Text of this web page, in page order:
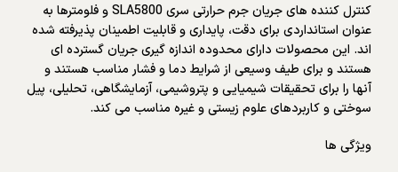
کنترل کننده های جریان جرم حرارتی سری SLA5800 و فلومترها به
عنوان استانداردی برای دقت، پایداری و قابلیت اطمینان پذیرفته شده
اند. این محصولات دارای محدوده اندازه گیری جریان گسترده ای
هستند و برای طیف وسیعی از شرایط دما و فشار مناسب هستند و
آنها را برای تحقیقات شیمیایی و پتروشیمی، آزمایشگاهی، تحلیلی، پیل
سوختی و کاربردهای علوم زیستی و غیره مناسب می کند.
ویژگی ها